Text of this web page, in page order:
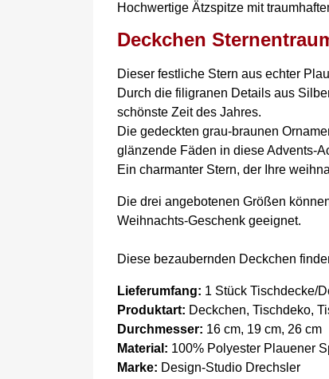
Hochwertige Ätzspitze mit
Deckchen
Dieser festliche Stern aus echter
Durch die filigranen Details aus
schönste Zeit des Jahres.
Die gedeckten grau-braunen
glänzende Fäden in diese Advents-
Ein charmanter Stern, der Ihre
Die drei angebotenen Größen
Weihnachts-Geschenk geeignet.
Diese bezaubernden Deckchen
Lieferumfang: 1 Stück Tischdecke/
Produktart: Deckchen, Tischdeko,
Durchmesser: 16 cm, 19 cm, 26 cm
Material: 100% Polyester Plauener
Marke: Design-Studio Drechsler